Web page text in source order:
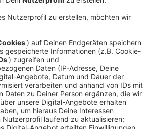
zählte der Flughafen noch 331
dieses Jahr waren es 219. In der
es immer wieder Ärger gegeben.
hatten sich über den Lärm in der
Generell gilt am Düsseldorfer
eine Flugbeschränkung. Das